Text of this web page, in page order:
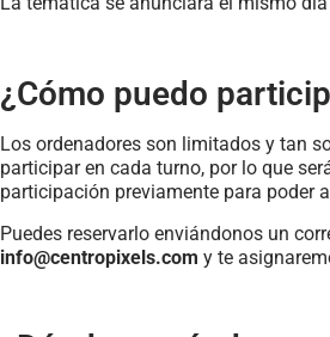
¿Cómo puedo
Los ordenadores son limitados y tan
participar en cada turno, por lo que
participación previamente para poder
Puedes reservarlo enviándonos un
info@centropixels.com y te